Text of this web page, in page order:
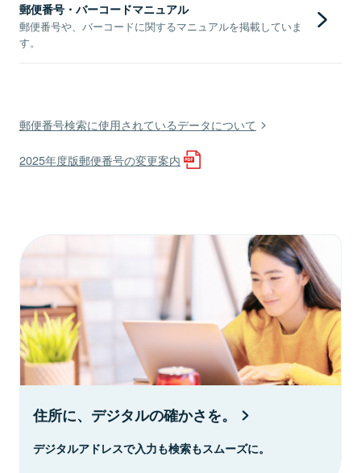
郵便番号・バーコードマニュアル
郵便番号や、バーコードに関するマニュアルを掲載していま
す。
郵便番号検索に使用されているデータについて
2025年度版郵便番号の変更案内
住所に、デジタルの確かさを。
デジタルアドレスで入力も検索もスムーズに。